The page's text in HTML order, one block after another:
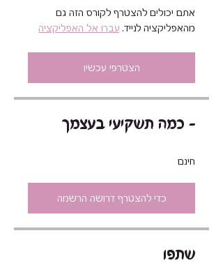
אתם יכולים להצטרף לקורס הזה גם
מהאפליקציה לנייד. עברו אל האפליקציה
הצטרפי עכשיו
כמה תשקיעי בעצמך -
חינם
כדי להצטרף דרושה הרשמה
שתפו